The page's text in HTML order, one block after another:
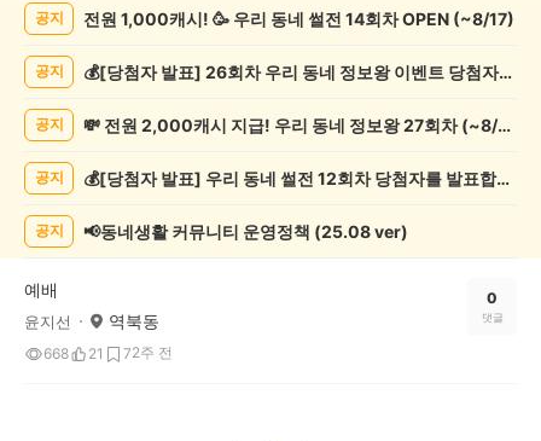
공지 전원 1,000캐시! 🥳 우리 동네 썰전 14회차 OPEN (~8/17)
공지 💰[당첨자 발표] 26회차 우리 동네 정보왕 이벤트 당첨자를 발표합니다!
공지 💸 전원 2,000캐시 지급! 우리 동네 정보왕 27회차 (~8/10)
공지 💰[당첨자 발표] 우리 동네 썰전 12회차 당첨자를 발표합니다!
공지 📢동네생활 커뮤니티 운영정책 (25.08 ver)
예배
윤지선 역북동
668 21 72주 전
0
댓글